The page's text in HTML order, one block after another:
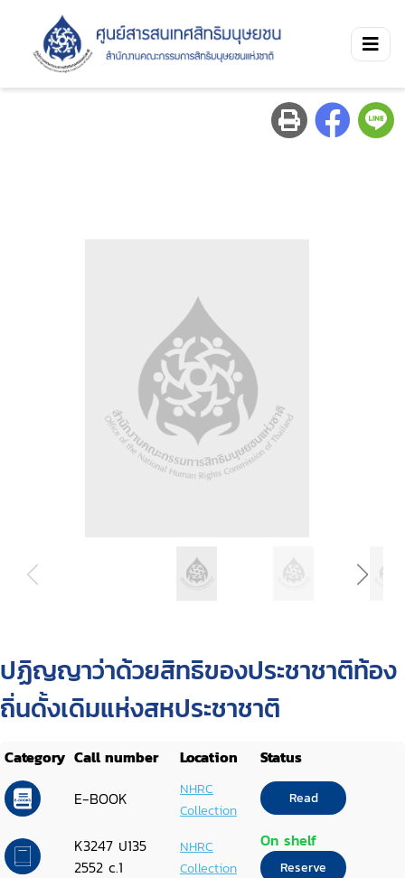
ปฏิญญาว่าด้วยสิทธิของประชาชาติท้อง
ถิ่นดั้งเดิมแห่งสหประชาชาติ
Category Call number Location
Status
E-BOOK
NHRC
Collection
Read
K3247 ป135
2552 c.1
NHRC
Collection
On shelf
Reserve